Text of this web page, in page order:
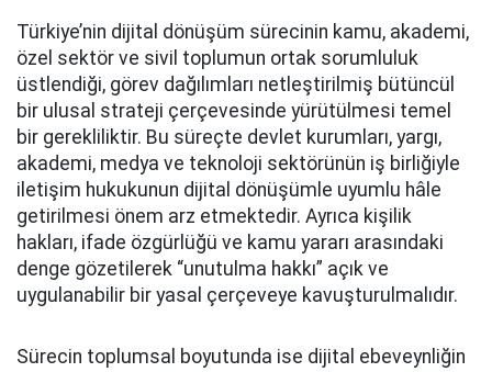
Türkiye’nin dijital dönüşüm sürecinin kamu, akademi,
özel sektör ve sivil toplumun ortak sorumluluk
üstlendiği, görev dağılımları netleştirilmiş bütüncül
bir ulusal strateji çerçevesinde yürütülmesi temel
bir gerekliliktir. Bu süreçte devlet kurumları, yargı,
akademi, medya ve teknoloji sektörünün iş birliğiyle
iletişim hukukunun dijital dönüşümle uyumlu hâle
getirilmesi önem arz etmektedir. Ayrıca kişilik
hakları, ifade özgürlüğü ve kamu yararı arasındaki
denge gözetilerek “unutulma hakkı” açık ve
uygulanabilir bir yasal çerçeveye kavuşturulmalıdır.
Sürecin toplumsal boyutunda ise dijital ebeveynliğin